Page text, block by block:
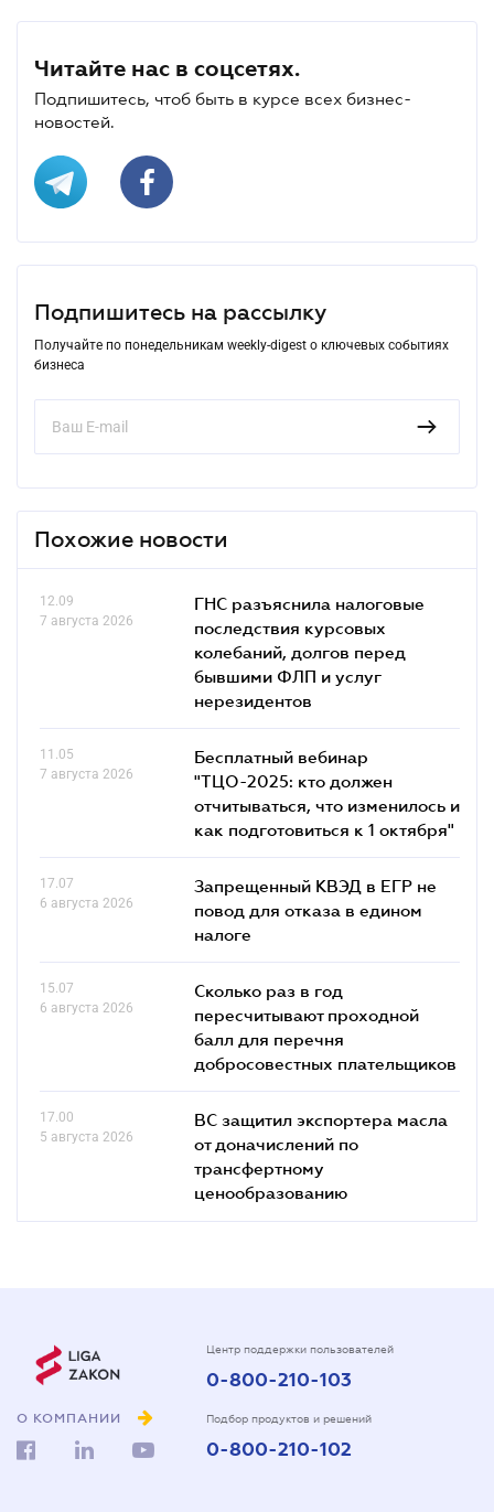
Читайте нас в соцсетях.
Подпишитесь, чтоб быть в курсе всех бизнес-
новостей.
Подпишитесь на рассылку
Получайте по понедельникам weekly-digest о ключевых событиях
бизнеса
Похожие новости
12.09
7 августа 2026
ГНС разъяснила налоговые
последствия курсовых
колебаний, долгов перед
бывшими ФЛП и услуг
нерезидентов
11.05
7 августа 2026
Бесплатный вебинар
"ТЦО-2025: кто должен
отчитываться, что изменилось и
как подготовиться к 1 октября"
17.07
6 августа 2026
Запрещенный КВЭД в ЕГР не
повод для отказа в едином
налоге
15.07
6 августа 2026
Сколько раз в год
пересчитывают проходной
балл для перечня
добросовестных плательщиков
17.00
5 августа 2026
ВС защитил экспортера масла
от доначислений по
трансфертному
ценообразованию
О КОМПАНИИ
Центр поддержки пользователей
0-800-210-103
Подбор продуктов и решений
0-800-210-102